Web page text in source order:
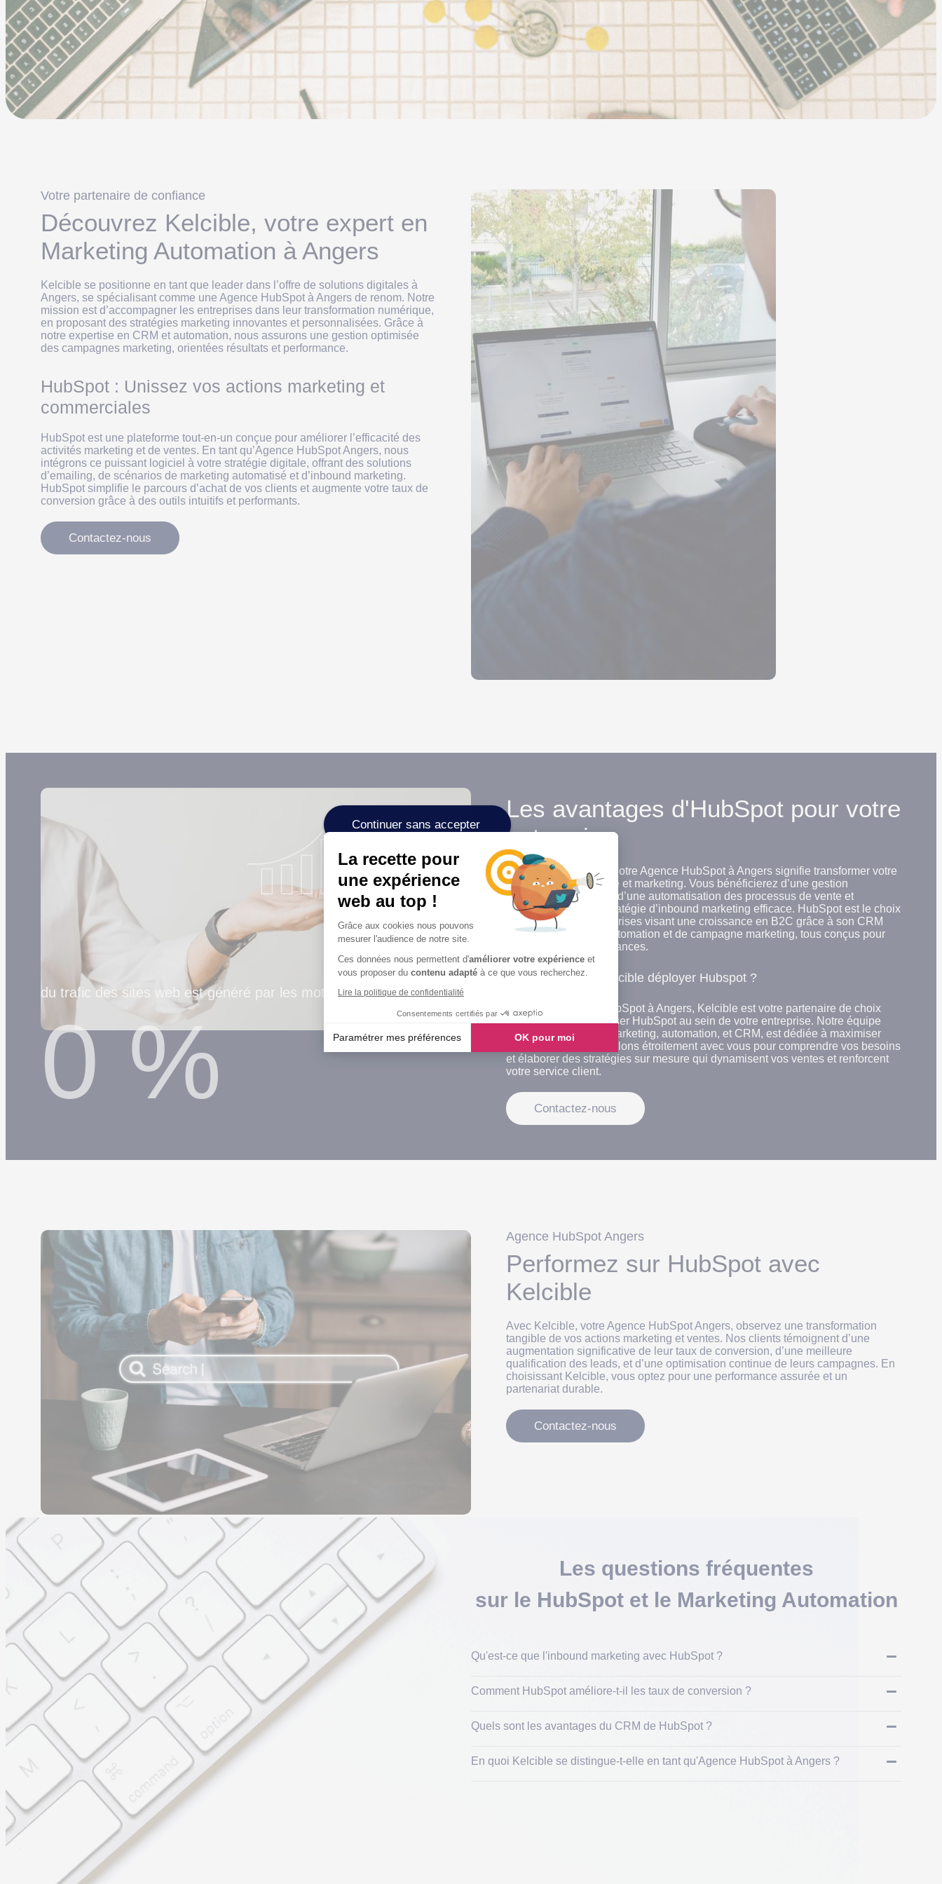
Continuer sans accepter
La recette pour
une expérience
web au top !
Grâce aux cookies nous pouvons
mesurer l'audience de notre site.
Ces données nous permettent d'améliorer votre expérience et
vous proposer du contenu adapté à ce que vous recherchez.
Lire la politique de confidentialité
Consentements certifiés par
Paramétrer mes préférences OK pour moi
Plateforme de Gestion du Consentement : Personnalisez vos Options
Notre plateforme vous permet d'adapter et de gérer vos paramètres de confidentialité, en garantissant la conformité avec
Votre partenaire de confiance
Découvrez Kelcible, votre expert en
Marketing Automation à Angers
Kelcible se positionne en tant que leader dans l’offre de solutions digitales à
Angers, se spécialisant comme une Agence HubSpot à Angers de renom. Notre
mission est d’accompagner les entreprises dans leur transformation numérique,
en proposant des stratégies marketing innovantes et personnalisées. Grâce à
notre expertise en CRM et automation, nous assurons une gestion optimisée
des campagnes marketing, orientées résultats et performance.
HubSpot : Unissez vos actions marketing et
commerciales
HubSpot est une plateforme tout-en-un conçue pour améliorer l’efficacité des
activités marketing et de ventes. En tant qu’Agence HubSpot Angers, nous
intégrons ce puissant logiciel à votre stratégie digitale, offrant des solutions
d’emailing, de scénarios de marketing automatisé et d’inbound marketing.
HubSpot simplifie le parcours d’achat de vos clients et augmente votre taux de
conversion grâce à des outils intuitifs et performants.
Contactez-nous
du trafic des sites web est généré par les moteurs de recherche
0 %
Les avantages d'HubSpot pour votre
entreprise
Adopter HubSpot via notre Agence HubSpot à Angers signifie transformer votre
approche commerciale et marketing. Vous bénéficierez d’une gestion
centralisée des leads, d’une automatisation des processus de vente et
marketing, et d’une stratégie d’inbound marketing efficace. HubSpot est le choix
préféré pour les entreprises visant une croissance en B2C grâce à son CRM
intégré, ses outils d’automation et de campagne marketing, tous conçus pour
maximiser les performances.
Pourquoi choisir Kelcible déployer Hubspot ?
En tant qu’Agence HubSpot à Angers, Kelcible est votre partenaire de choix
pour intégrer et optimiser HubSpot au sein de votre entreprise. Notre équipe
experte en stratégie marketing, automation, et CRM, est dédiée à maximiser
votre ROI. Nous travaillons étroitement avec vous pour comprendre vos besoins
et élaborer des stratégies sur mesure qui dynamisent vos ventes et renforcent
votre service client.
Contactez-nous
Agence HubSpot Angers
Performez sur HubSpot avec
Kelcible
Avec Kelcible, votre Agence HubSpot Angers, observez une transformation
tangible de vos actions marketing et ventes. Nos clients témoignent d’une
augmentation significative de leur taux de conversion, d’une meilleure
qualification des leads, et d’une optimisation continue de leurs campagnes. En
choisissant Kelcible, vous optez pour une performance assurée et un
partenariat durable.
Contactez-nous
Les questions fréquentes
sur le HubSpot et le Marketing Automation
Qu'est-ce que l'inbound marketing avec HubSpot ?
Comment HubSpot améliore-t-il les taux de conversion ?
Quels sont les avantages du CRM de HubSpot ?
En quoi Kelcible se distingue-t-elle en tant qu'Agence HubSpot à Angers ?